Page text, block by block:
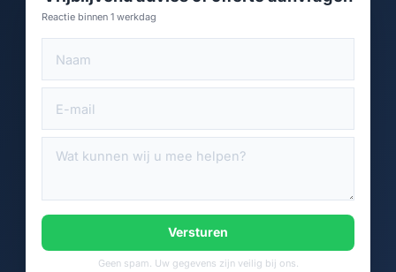
Reactie binnen 1 werkdag
Versturen
Geen spam. Uw gegevens zijn veilig bij ons.